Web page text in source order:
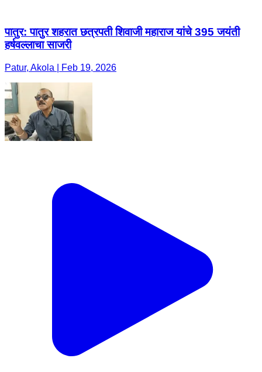
पातुर: पातुर शहरात छत्रपती शिवाजी महाराज यांचे 395 जयंती
हर्षवल्लाचा साजरी
Patur, Akola | Feb 19, 2026